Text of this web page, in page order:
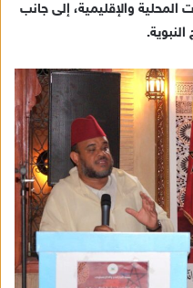
والإقليمية، إلى جانب